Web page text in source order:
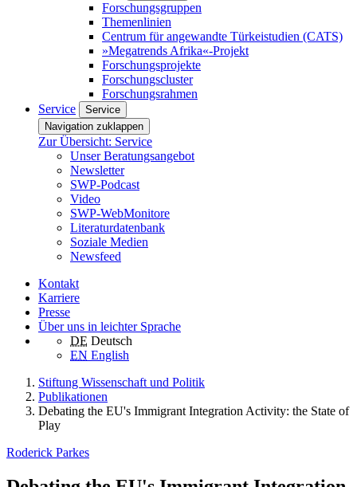
Forschungsgruppen
Themenlinien
Centrum für angewandte Türkeistudien (CATS)
»Megatrends Afrika«-Projekt
Forschungsprojekte
Forschungscluster
Forschungsrahmen
Service
Service
Navigation zuklappen
Zur Übersicht: Service
Unser Beratungsangebot
Newsletter
SWP-Podcast
Video
SWP-WebMonitore
Literaturdatenbank
Soziale Medien
Newsfeed
Kontakt
Karriere
Presse
Über uns in leichter Sprache
DE Deutsch
EN English
Stiftung Wissenschaft und Politik
Publikationen
Debating the EU's Immigrant Integration Activity: the State of
Play
Roderick Parkes